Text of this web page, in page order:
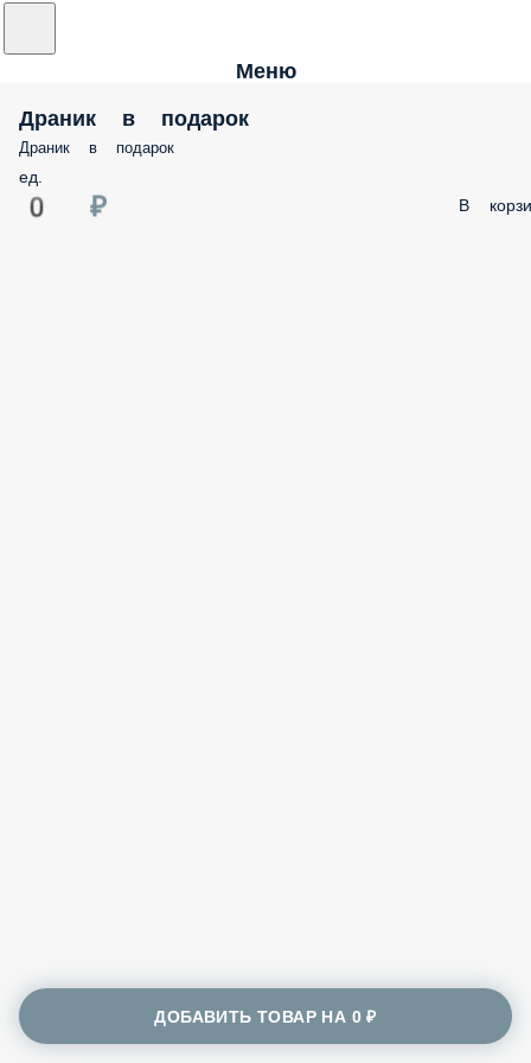
Меню
Драник в подарок
Драник в подарок
ед.
0 ₽ В
ДОБАВИТЬ ТОВАР НА 0 ₽